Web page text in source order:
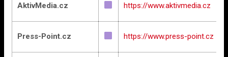
AktivMedia.cz https://www.aktivmedia.cz
Press-Point.cz https://www.press-point.cz